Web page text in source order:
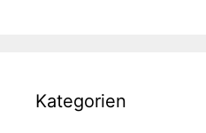
Kategorien